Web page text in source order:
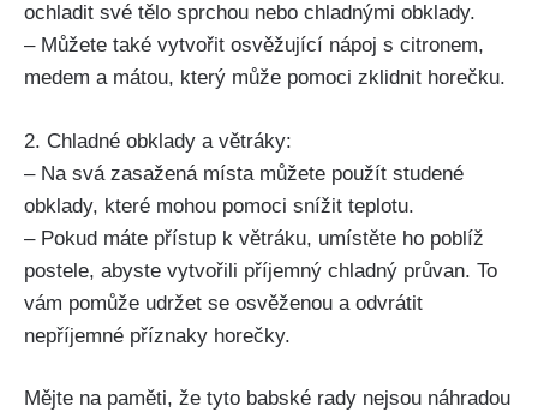
ochladit své tělo sprchou nebo chladnými ⁣obklady.
– Můžete také vytvořit osvěžující⁢ nápoj s citronem,
medem ​a mátou,⁤ který může pomoci zklidnit horečku.
2. Chladné obklady a⁤ větráky:
– Na⁢ svá zasažená místa můžete použít studené
obklady, které mohou pomoci snížit teplotu.
– Pokud máte přístup k větráku,​ umístěte ho poblíž
postele, abyste vytvořili příjemný chladný průvan.‌ To‍
vám pomůže udržet se osvěženou a odvrátit
nepříjemné příznaky horečky.
Mějte na paměti, že tyto babské rady nejsou náhradou